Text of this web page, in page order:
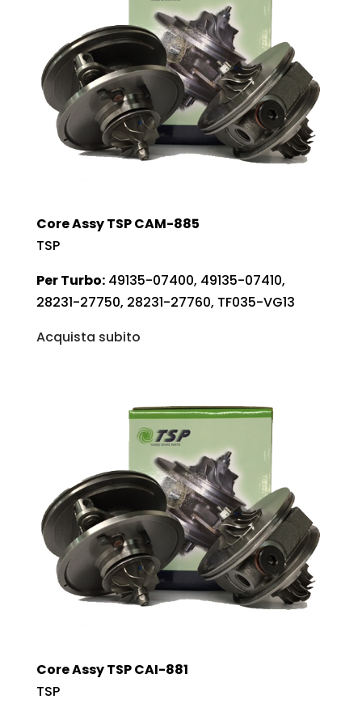
Core Assy TSP CAM-885
TSP
Per Turbo:49135-07400, 49135-07410,
28231-27750, 28231-27760, TF035-VG13
Acquista subito
Core Assy TSP CAI-881
TSP